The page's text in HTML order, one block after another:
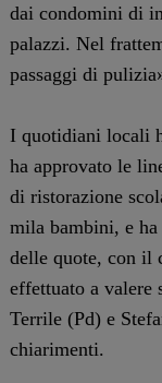
dai condomini di
palazzi. Nel
passaggi di
I quotidiani locali
ha approvato le
di ristorazione
mila bambini, e
delle quote, con il
effettuato a valere
Terrile (Pd) e
chiarimenti.